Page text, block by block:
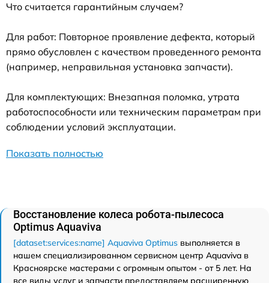
Что считается гарантийным случаем?
Для работ: Повторное проявление дефекта, который
прямо обусловлен с качеством проведенного ремонта
(например, неправильная установка запчасти).
Для комплектующих: Внезапная поломка, утрата
работоспособности или техническим параметрам при
соблюдении условий эксплуатации.
Показать полностью
Восстановление колеса робота-пылесоса
Optimus Aquaviva
[dataset:services:name] Aquaviva Optimus выполняется в
нашем специализированном сервисном центр Aquaviva в
Красноярске мастерами с огромным опытом - от 5 лет. На
все виды услуг и запчасти предоставляем расширенную